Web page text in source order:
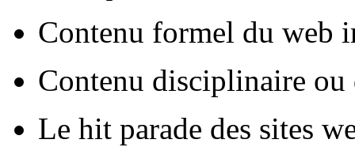
Contenu formel du web
Contenu disciplinaire
Le hit parade des sites